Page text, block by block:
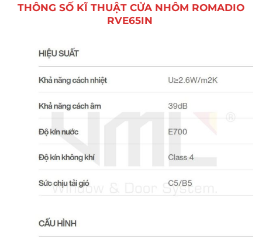
THÔNG SỐ KĨ THUẬT CỬA NHÔM ROMADIO
RVE65IN